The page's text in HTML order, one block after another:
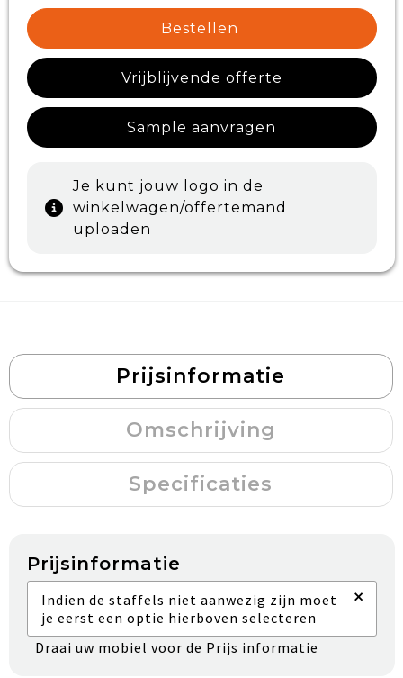
Bestellen
Vrijblijvende offerte
Sample aanvragen
Je kunt jouw logo in de
winkelwagen/offertemand
uploaden
Prijsinformatie
Omschrijving
Specificaties
Prijsinformatie
Indien de staffels niet aanwezig zijn moet
je eerst een optie hierboven selecteren
×
Draai uw mobiel voor de Prijs informatie